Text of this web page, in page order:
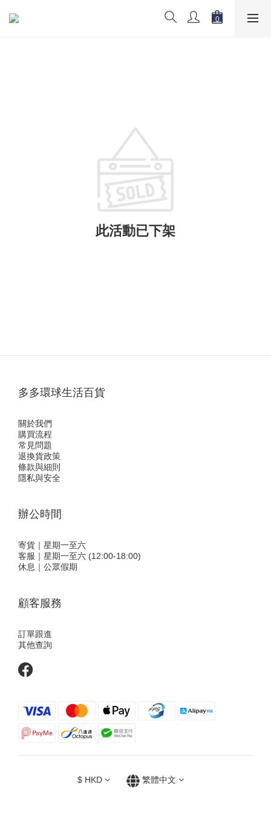
此活動已下架
多多環球生活百貨
關於我們
購買流程
常見問題
退換貨政策
條款與細則
隱私與安全
辦公時間
寄貨｜星期一至六
客服｜星期一至六 (12:00-18:00)
休息｜公眾假期
顧客服務
訂單跟進
其他查詢
$ HKD 繁體中文